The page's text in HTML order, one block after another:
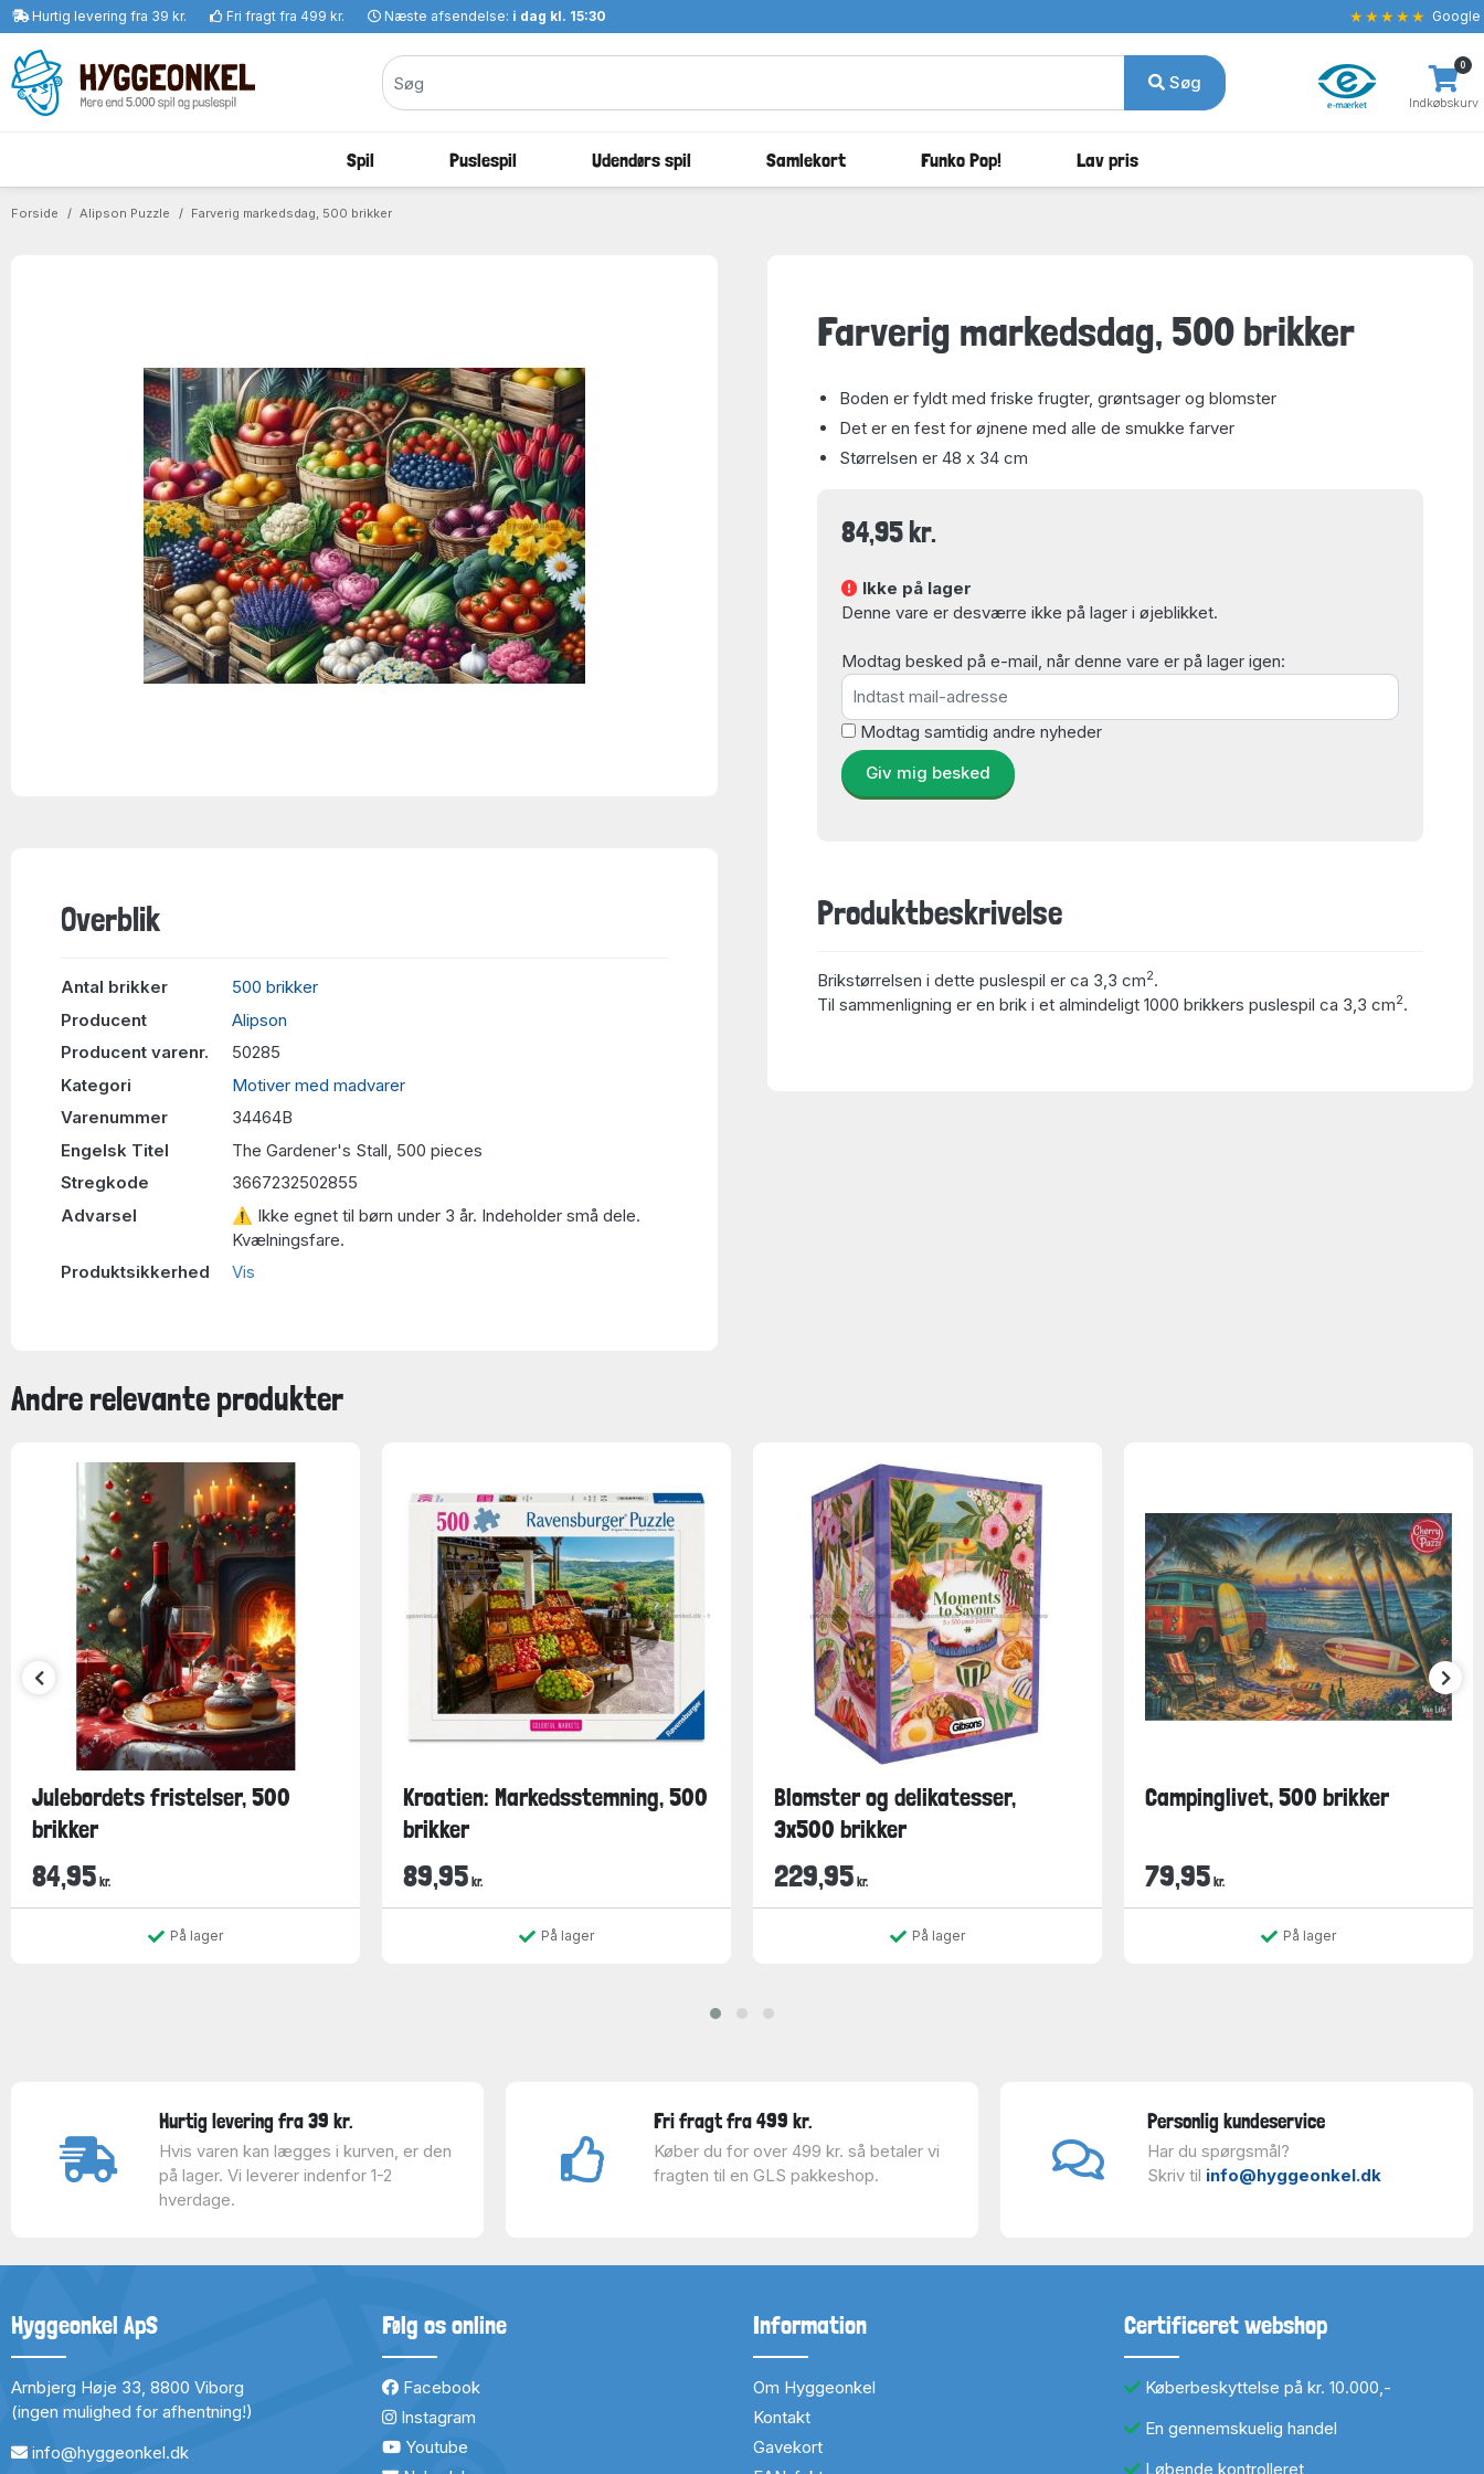
Hurtig levering fra 39 kr. Fri fragt fra 499 kr. Næste afsendelse: i dag kl. 15:30 ★★★★★ Google
Søg
Indkøbskurv
0
Spil Puslespil Udendørs spil Samlekort Funko Pop! Lav pris
Forside Alipson Puzzle Farverig markedsdag, 500 brikker
Overblik
Antal brikker
500 brikker
Producent
Alipson
Producent varenr.
50285
Kategori
Motiver med madvarer
Varenummer
34464B
Engelsk Titel
The Gardener's Stall, 500 pieces
Stregkode
3667232502855
Advarsel
⚠ Ikke egnet til børn under 3 år. Indeholder små dele.
Kvælningsfare.
Produktsikkerhed
Vis
Farverig markedsdag, 500 brikker
Boden er fyldt med friske frugter, grøntsager og blomster
Det er en fest for øjnene med alle de smukke farver
Størrelsen er 48 x 34 cm
84,95 kr.
Ikke på lager
Denne vare er desværre ikke på lager i øjeblikket.
Modtag besked på e-mail, når denne vare er på lager igen:
Modtag samtidig andre nyheder
Giv mig besked
Produktbeskrivelse
Brikstørrelsen i dette puslespil er ca 3,3 cm2.
Til sammenligning er en brik i et almindeligt 1000 brikkers puslespil ca 3,3 cm2.
Andre relevante produkter
Julebordets fristelser, 500
brikker
84,95 kr.
På lager
Kroatien: Markedsstemning, 500
brikker
89,95 kr.
På lager
Blomster og delikatesser,
3x500 brikker
229,95 kr.
På lager
Campinglivet, 500 brikker
79,95 kr.
På lager
Hurtig levering fra 39 kr.
Hvis varen kan lægges i kurven, er den
på lager. Vi leverer indenfor 1-2
hverdage.
Fri fragt fra 499 kr.
Køber du for over 499 kr. så betaler vi
fragten til en GLS pakkeshop.
Personlig kundeservice
Har du spørgsmål?
Skriv til info@hyggeonkel.dk
Hyggeonkel ApS
Arnbjerg Høje 33, 8800 Viborg
(ingen mulighed for afhentning!)
info@hyggeonkel.dk
Følg os online
Facebook
Instagram
Youtube
Information
Om Hyggeonkel
Kontakt
Gavekort
Certificeret webshop
Køberbeskyttelse på kr. 10.000,-
En gennemskuelig handel
Løbende kontrolleret